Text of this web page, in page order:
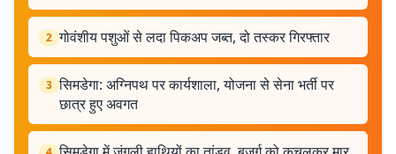
2 गोवंशीय पशुओं से लदा पिकअप जब्त, दो तस्कर गिरफ्तार
3 सिमडेगा: अग्निपथ पर कार्यशाला, योजना से सेना भर्ती पर
छात्र हुए अवगत